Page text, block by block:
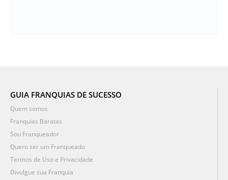
GUIA FRANQUIAS DE SUCESSO
Quem somos
Franquias Baratas
Sou Franqueador
Quero ser um Franqueado
Termos de Uso e Privacidade
Divulgue sua Franquia